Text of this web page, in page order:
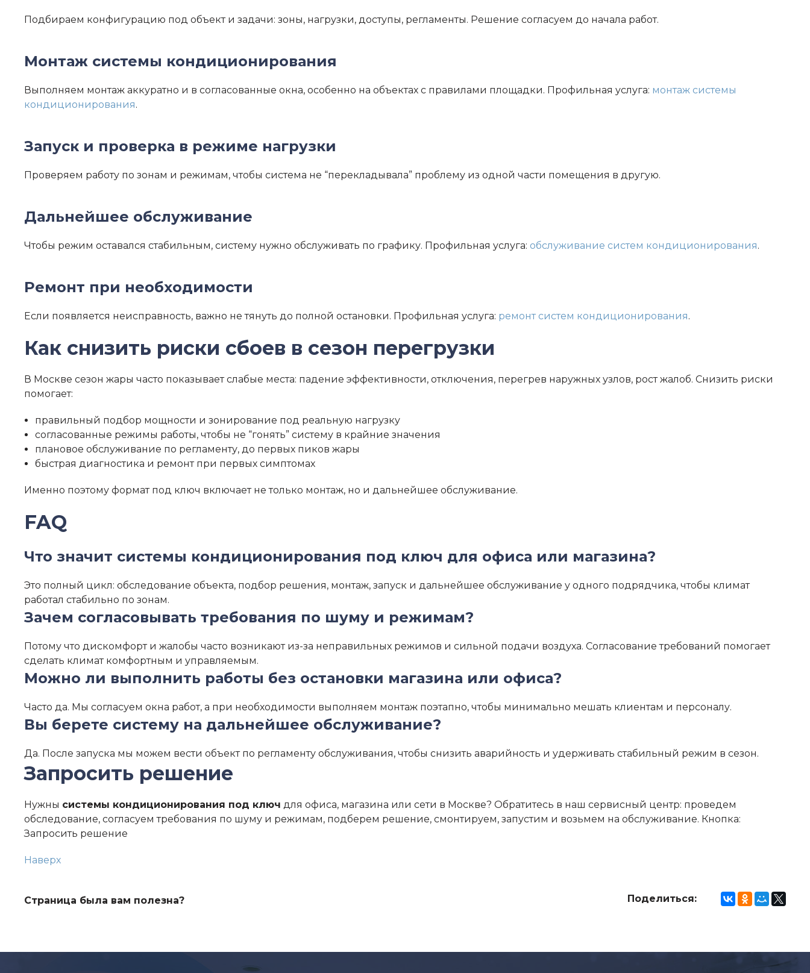
Подбираем конфигурацию под объект и задачи: зоны, нагрузки, доступы, регламенты. Решение согласуем до начала работ.
Монтаж системы кондиционирования
Выполняем монтаж аккуратно и в согласованные окна, особенно на объектах с правилами площадки. Профильная услуга: монтаж системы
кондиционирования.
Запуск и проверка в режиме нагрузки
Проверяем работу по зонам и режимам, чтобы система не “перекладывала” проблему из одной части помещения в другую.
Дальнейшее обслуживание
Чтобы режим оставался стабильным, систему нужно обслуживать по графику. Профильная услуга: обслуживание систем кондиционирования.
Ремонт при необходимости
Если появляется неисправность, важно не тянуть до полной остановки. Профильная услуга: ремонт систем кондиционирования.
Как снизить риски сбоев в сезон перегрузки
В Москве сезон жары часто показывает слабые места: падение эффективности, отключения, перегрев наружных узлов, рост жалоб. Снизить риски
помогает:
правильный подбор мощности и зонирование под реальную нагрузку
согласованные режимы работы, чтобы не “гонять” систему в крайние значения
плановое обслуживание по регламенту, до первых пиков жары
быстрая диагностика и ремонт при первых симптомах
Именно поэтому формат под ключ включает не только монтаж, но и дальнейшее обслуживание.
FAQ
Что значит системы кондиционирования под ключ для офиса или магазина?
Это полный цикл: обследование объекта, подбор решения, монтаж, запуск и дальнейшее обслуживание у одного подрядчика, чтобы климат
работал стабильно по зонам.
Зачем согласовывать требования по шуму и режимам?
Потому что дискомфорт и жалобы часто возникают из-за неправильных режимов и сильной подачи воздуха. Согласование требований помогает
сделать климат комфортным и управляемым.
Можно ли выполнить работы без остановки магазина или офиса?
Часто да. Мы согласуем окна работ, а при необходимости выполняем монтаж поэтапно, чтобы минимально мешать клиентам и персоналу.
Вы берете систему на дальнейшее обслуживание?
Да. После запуска мы можем вести объект по регламенту обслуживания, чтобы снизить аварийность и удерживать стабильный режим в сезон.
Запросить решение
Нужны системы кондиционирования под ключ для офиса, магазина или сети в Москве? Обратитесь в наш сервисный центр: проведем
обследование, согласуем требования по шуму и режимам, подберем решение, смонтируем, запустим и возьмем на обслуживание. Кнопка:
Запросить решение
Наверх
Страница была вам полезна? Поделиться: